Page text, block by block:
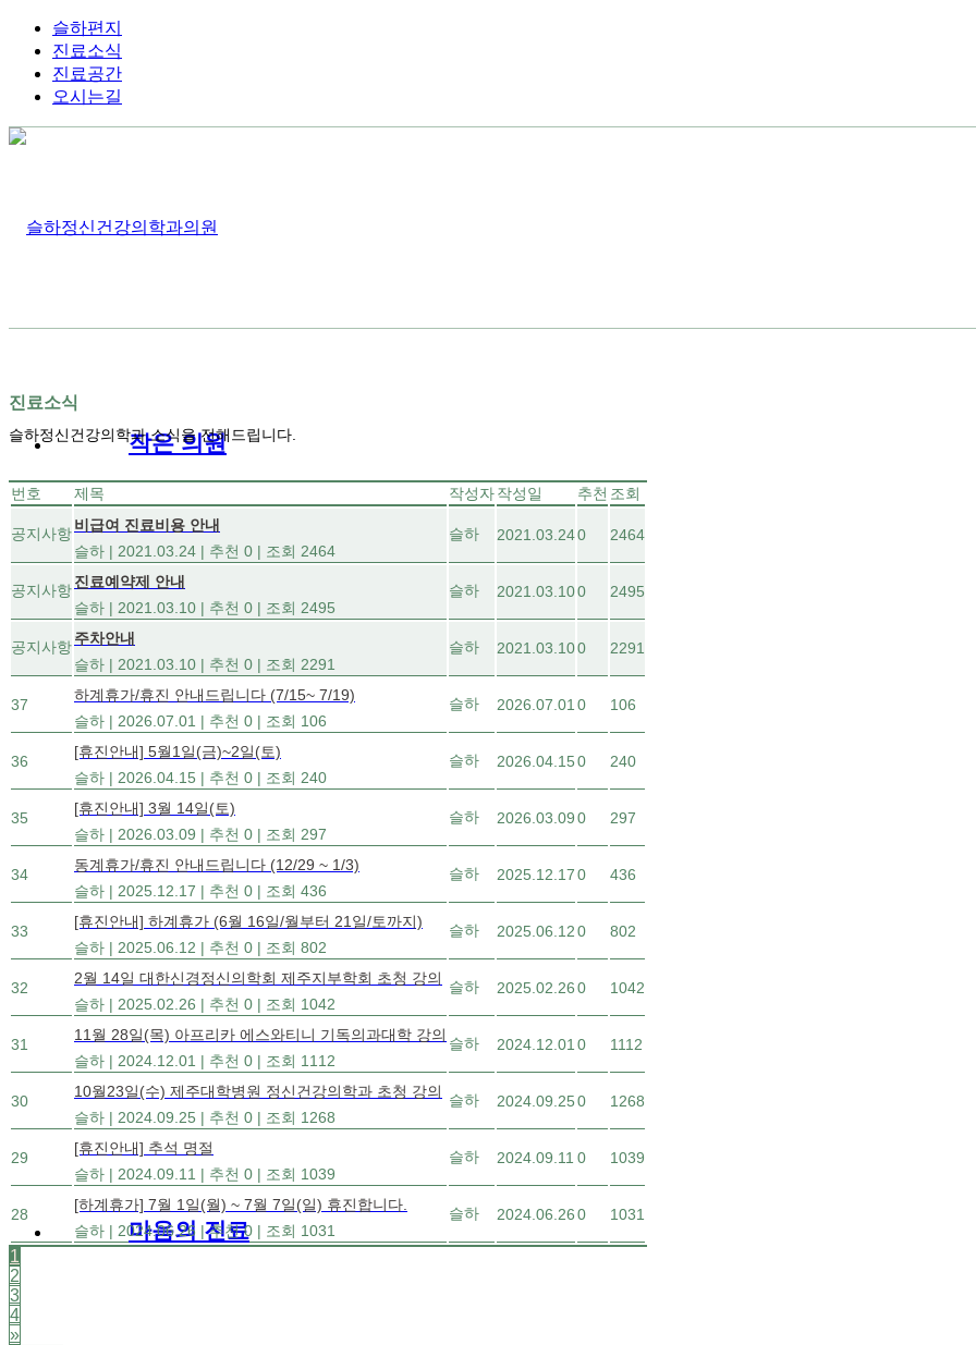
슬하편지
진료소식
진료공간
오시는길
작은 의원
마음의 진료
진료소식
슬하정신건강의학과 소식을 전해드립니다.
번호 제목 작성자작성일 추천 조회
공지사항비급여 진료비용 안내
슬하 | 2021.03.24 | 추천 0 | 조회 2464
슬하 2021.03.240 2464
공지사항진료예약제 안내
슬하 | 2021.03.10 | 추천 0 | 조회 2495
슬하 2021.03.100 2495
공지사항주차안내
슬하 | 2021.03.10 | 추천 0 | 조회 2291
슬하 2021.03.100 2291
37
하계휴가/휴진 안내드립니다 (7/15~ 7/19)
슬하 | 2026.07.01 | 추천 0 | 조회 106
슬하 2026.07.01 0 106
36
[휴진안내] 5월1일(금)~2일(토)
슬하 | 2026.04.15 | 추천 0 | 조회 240
슬하 2026.04.150 240
35
[휴진안내] 3월 14일(토)
슬하 | 2026.03.09 | 추천 0 | 조회 297
슬하 2026.03.090 297
34
동계휴가/휴진 안내드립니다 (12/29 ~ 1/3)
슬하 | 2025.12.17 | 추천 0 | 조회 436
슬하 2025.12.170 436
33
[휴진안내] 하계휴가 (6월 16일/월부터 21일/토까지)
슬하 | 2025.06.12 | 추천 0 | 조회 802
슬하 2025.06.120 802
32
2월 14일 대한신경정신의학회 제주지부학회 초청 강의
슬하 | 2025.02.26 | 추천 0 | 조회 1042
슬하 2025.02.260 1042
31
11월 28일(목) 아프리카 에스와티니 기독의과대학 강의
슬하 | 2024.12.01 | 추천 0 | 조회 1112
슬하 2024.12.01 0 1112
30
10월23일(수) 제주대학병원 정신건강의학과 초청 강의
슬하 | 2024.09.25 | 추천 0 | 조회 1268
슬하 2024.09.250 1268
29
[휴진안내] 추석 명절
슬하 | 2024.09.11 | 추천 0 | 조회 1039
슬하 2024.09.11 0 1039
28
[하계휴가] 7월 1일(월) ~ 7월 7일(일) 휴진합니다.
슬하 | 2024.06.26 | 추천 0 | 조회 1031
슬하 2024.06.260 1031
1
2
3
4
»